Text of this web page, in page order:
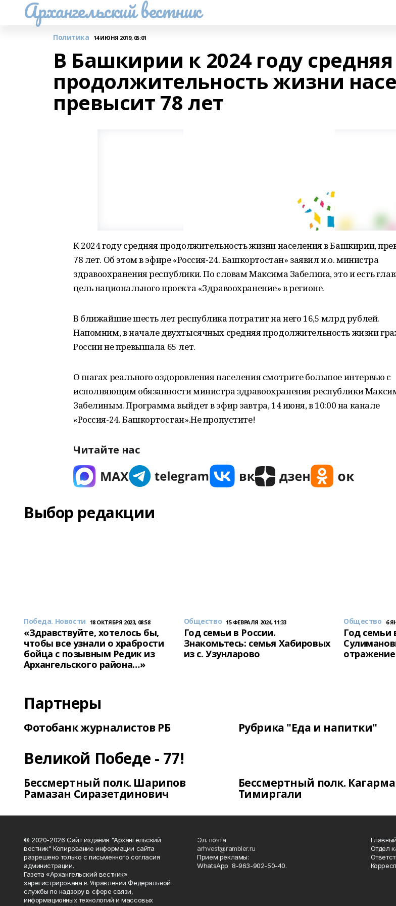
Архангельский вестник
Политика 14 ИЮНЯ 2019, 05:01
В Башкирии к 2024 году средняя
продолжительность жизни
превысит 78 лет
К 2024 году средняя продолжительность жизни населения в Башкирии,
78 лет. Об этом в эфире «Россия-24. Башкортостан» заявил и.о. министра
здравоохранения республики. По словам Максима Забелина, это и есть
цель национального проекта «Здравоохранение» в регионе.
В ближайшие шесть лет республика потратит на него 16,5 млрд рублей.
Напомним, в начале двухтысячных средняя продолжительность жизни
России не превышала 65 лет.
О шагах реального оздоровления населения смотрите большое интервью с
исполняющим обязанности министра здравоохранения республики
Забелиным. Программа выйдет в эфир завтра, 14 июня, в 10:00 на канале
«Россия-24. Башкортостан».Не пропустите!
Читайте нас
Выбор редакции
Победа. Новости 18 ОКТЯБРЯ 2023, 08:58
«Здравствуйте, хотелось бы,
чтобы все узнали о храбрости
бойца с позывным Редик из
Архангельского района…»
Общество 15 ФЕВРАЛЯ 2024, 11:33
Год семьи в России.
Знакомьтесь: семья Хабировых
из с. Узунларово
Общество 6
Год семьи
отражение
Партнеры
Фотобанк журналистов РБ Рубрика "Еда и напитки"
Великой Победе - 77!
Бессмертный полк. Шарипов
Рамазан Сиразетдинович
Бессмертный полк.
Тимиргали
© 2020-2026 Сайт издания "Архангельский
вестник" Копирование информации сайта
разрешено только с письменного согласия
администрации.
Газета «Архангельский вестник»
зарегистрирована в Управлении Федеральной
службы по надзору в сфере связи,
информационных технологий и массовых
Эл. почта
arhvest@rambler.ru
Прием рекламы:
WhatsApp 8-963-902-50-40.
Отдел